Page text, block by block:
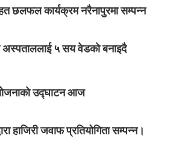
छलफल कार्यक्रम नरैनापुरमा सम्पन्न
अस्पताललाई ५ सय वेडको बनाइदै
उद्घाटन आज
हाजिरी जवाफ प्रतियोगिता सम्पन्न।